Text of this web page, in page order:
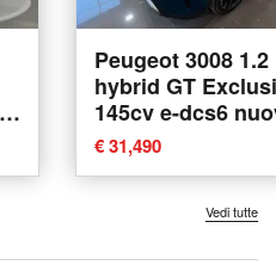
Peugeot 3008 1.2
hybrid GT
145cv e-dcs6
Abbiategrasso
€ 31,490
Vedi tutte